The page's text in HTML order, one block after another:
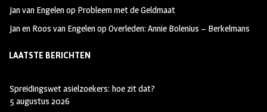
Jan van Engelenop Probleem met de Geldmaat
Jan en Roos van EngelenopOverleden: Annie Bolenius – Berkelmans
LAATSTE BERICHTEN
Spreidingswet asielzoekers: hoe zit dat?
5 augustus 2026